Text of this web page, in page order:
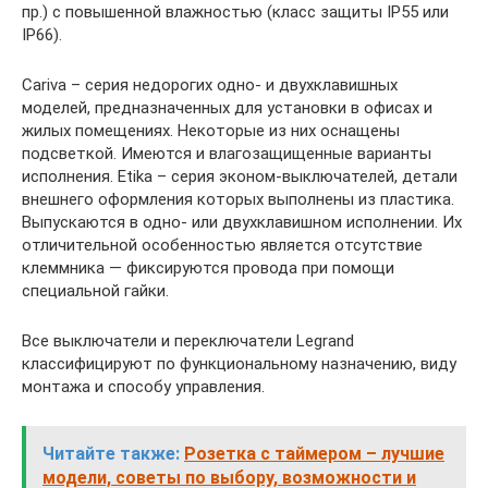
пр.) с повышенной влажностью (класс защиты IP55 или
IP66).
Cariva – серия недорогих одно- и двухклавишных
моделей, предназначенных для установки в офисах и
жилых помещениях. Некоторые из них оснащены
подсветкой. Имеются и влагозащищенные варианты
исполнения. Etika – серия эконом-выключателей, детали
внешнего оформления которых выполнены из пластика.
Выпускаются в одно- или двухклавишном исполнении. Их
отличительной особенностью является отсутствие
клеммника — фиксируются провода при помощи
специальной гайки.
Все выключатели и переключатели Legrand
классифицируют по функциональному назначению, виду
монтажа и способу управления.
Читайте также: Розетка с таймером – лучшие
модели, советы по выбору, возможности и